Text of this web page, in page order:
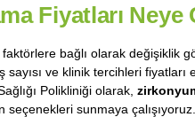
Fiyatları Neye
bağlı olarak değişiklik
ve klinik tercihleri
Polikliniği olarak,
seçenekleri sunmaya